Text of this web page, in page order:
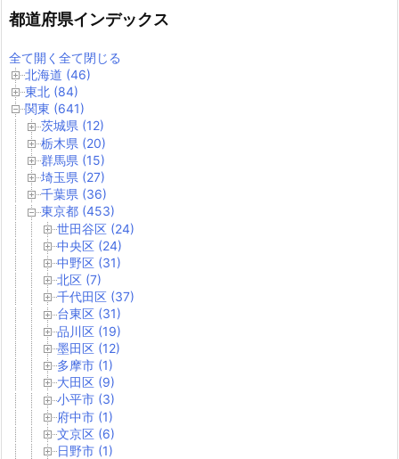
都道府県インデックス
全て開く 全て閉じる
北海道 (46)
東北 (84)
関東 (641)
茨城県 (12)
栃木県 (20)
群馬県 (15)
埼玉県 (27)
千葉県 (36)
東京都 (453)
世田谷区 (24)
中央区 (24)
中野区 (31)
北区 (7)
千代田区 (37)
台東区 (31)
品川区 (19)
墨田区 (12)
多摩市 (1)
大田区 (9)
小平市 (3)
府中市 (1)
文京区 (6)
日野市 (1)